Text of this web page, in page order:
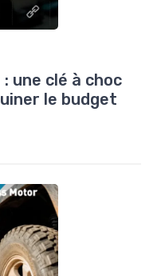
une clé à choc
le budget